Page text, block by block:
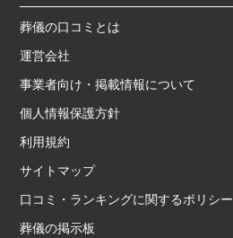
葬儀の口コミとは
運営会社
事業者向け・掲載情報について
個人情報保護方針
利用規約
サイトマップ
口コミ・ランキングに関するポリシー
葬儀の掲示板